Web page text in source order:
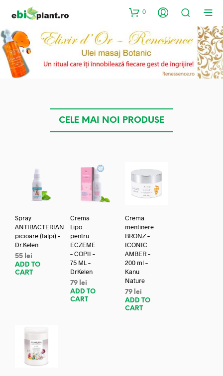
0
CELE MAI NOI PRODUSE
Spray
ANTIBACTERIAN
picioare (talpi) –
Dr.Kelen
55 lei
ADD TO
CART
Crema
Lipo
pentru
ECZEME
– COPII –
75 ML –
DrKelen
79 lei
ADD TO
CART
Crema
mentinere
BRONZ –
ICONIC
AMBER –
200 ml –
Kanu
Nature
79 lei
ADD TO
CART